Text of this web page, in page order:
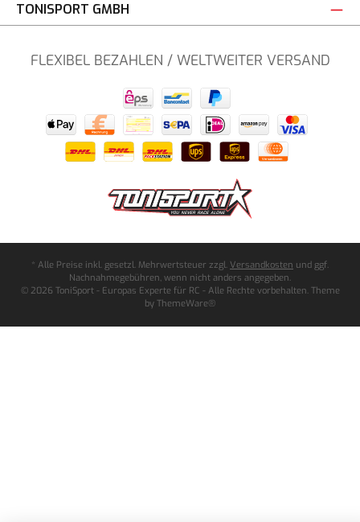
TONISPORT GMBH
FLEXIBEL BEZAHLEN / WELTWEITER VERSAND
* Alle Preise inkl. gesetzl. Mehrwertsteuer zzgl. Versandkosten und ggf.
Nachnahmegebühren, wenn nicht anders angegeben.
© 2026 ToniSport - Europas Experte für RC - Alle Rechte vorbehalten. Theme
by ThemeWare®